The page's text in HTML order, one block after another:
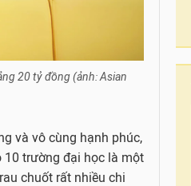
20 tỷ đồng (ảnh: Asian
và vô cùng hạnh phúc,
10 trường đại học là một
chuốt rất nhiều chi